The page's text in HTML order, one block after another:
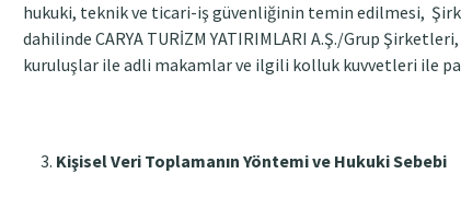
hukuki, teknik ve ticari-iş güvenliğinin temin edilmesi,
dahilinde CARYA TURİZM YATIRIMLARI A.Ş./Grup
kuruluşlar ile adli makamlar ve ilgili kolluk kuvvetleri ile
Kişisel Veri Toplamanın Yöntemi ve Hukuki Sebebi